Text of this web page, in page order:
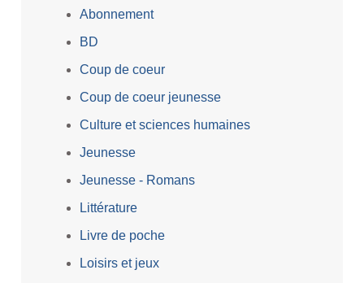
Abonnement
BD
Coup de coeur
Coup de coeur jeunesse
Culture et sciences humaines
Jeunesse
Jeunesse - Romans
Littérature
Livre de poche
Loisirs et jeux